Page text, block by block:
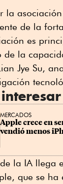
la asociación
de la
es
de la
Jye Su,
MERCADOS
Apple crece en
vendió menos
la IA llega
que se ha